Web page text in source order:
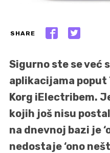
SHARE
Sigurno ste se već
aplikacijama poput
Korg iElectribem.
kojih još nisu
na dnevnoj bazi je
nedostaje ‘ono